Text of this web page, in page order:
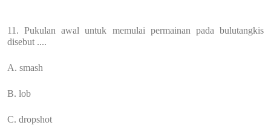
11. Pukulan awal untuk memulai permainan pada bulutangkis
disebut ....
A. smash
B. lob
C. dropshot